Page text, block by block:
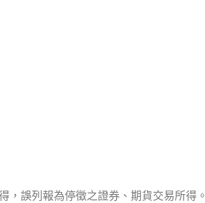
，誤列報為停徵之證券、期貨交易所得。